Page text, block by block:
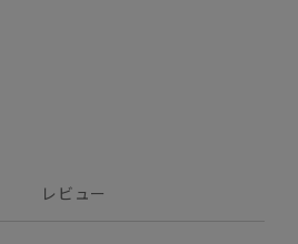
レビュー